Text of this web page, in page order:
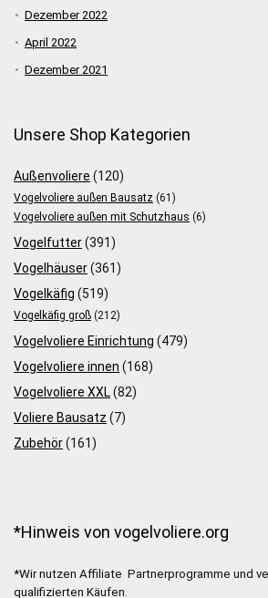
Dezember 2022
April 2022
Dezember 2021
Unsere Shop Kategorien
Außenvoliere (120)
Vogelvoliere außen Bausatz (61)
Vogelvoliere außen mit Schutzhaus (6)
Vogelfutter(391)
Vogelhäuser(361)
Vogelkäfig (519)
Vogelkäfig groß (212)
Vogelvoliere Einrichtung (479)
Vogelvoliere innen (168)
Vogelvoliere XXL(82)
Voliere Bausatz (7)
Zubehör(161)
*Hinweis von vogelvoliere.org
*Wir nutzen Affiliate Partnerprogramme und
qualifizierten Käufen.